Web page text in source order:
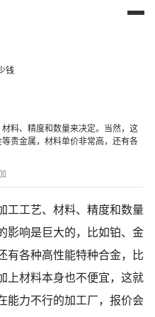
钱
料、精度和数量来决定。当然，这
贵金属，材料单价非常高，还有各
工工艺、材料、精度和数量
影响是巨大的，比如铂、金
有各种高性能特种合金，比
上材料本身也不便宜，这就
能力不行的加工厂，报价会